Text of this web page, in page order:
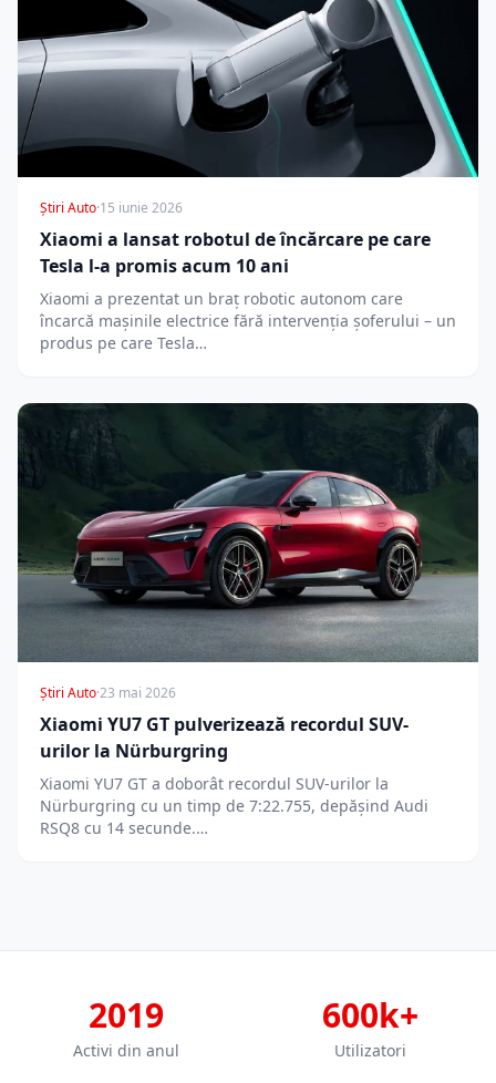
Știri Auto·15 iunie 2026
Xiaomi a lansat robotul de încărcare pe care
Tesla l-a promis acum 10 ani
Xiaomi a prezentat un braț robotic autonom care
încarcă mașinile electrice fără intervenția șoferului – un
produs pe care Tesla…
Știri Auto·23 mai 2026
Xiaomi YU7 GT pulverizează recordul SUV-
urilor la Nürburgring
Xiaomi YU7 GT a doborât recordul SUV-urilor la
Nürburgring cu un timp de 7:22.755, depășind Audi
RSQ8 cu 14 secunde.…
2019
Activi din anul
600k+
Utilizatori